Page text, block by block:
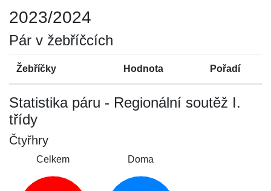
2023/2024
Pár v žebříčcích
Žebříčky Hodnota Pořadí
Statistika páru - Regionální soutěž I.
třídy
Čtyřhry
Celkem Doma